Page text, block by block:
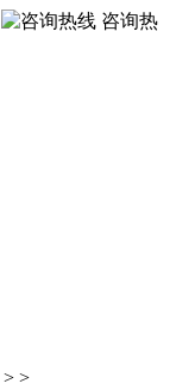
咨询热
> >